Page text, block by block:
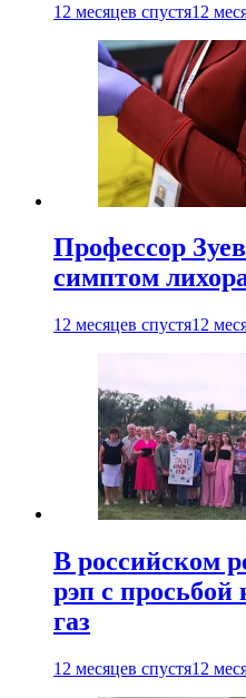
12 месяцев спустя12
Профессор
симптом
12 месяцев спустя12
В российском
рэп с
газ
12 месяцев спустя12